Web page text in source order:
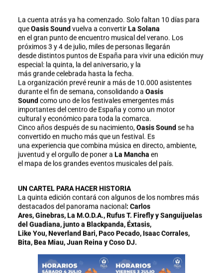
La cuenta atrás ya ha comenzado. Solo faltan 10 días para
queOasis Sound vuelva a convertirLa Solana
en el gran punto de encuentro musical del verano. Los
próximos 3 y 4 de julio, miles de personas llegarán
desde distintos puntos de España para vivir una edición muy
especial: la quinta, la del aniversario, y la
más grande celebrada hasta la fecha.
La organización prevé reunir a más de 10.000 asistentes
durante el fin de semana, consolidando a Oasis
Sound como uno de los festivales emergentes más
importantes del centro de España y como un motor
cultural y económico para toda la comarca.
Cinco años después de su nacimiento, Oasis Sound se ha
convertido en mucho más que un festival. Es
una experiencia que combina música en directo, ambiente,
juventud y el orgullo de poner a La Mancha en
el mapa de los grandes eventos musicales del país.
UN CARTEL PARA HACER HISTORIA
La quinta edición contará con algunos de los nombres más
destacados del panorama nacional : Carlos
Ares, Ginebras, La M.O.D.A., Rufus T. Firefly y Sanguijuelas
del Guadiana, junto a Blackpanda, Éxtasis,
Like You, Neverland Bari, Paco Pecado, Isaac Corrales,
Bita, Bea Miau, Juan Reina y Coso DJ.